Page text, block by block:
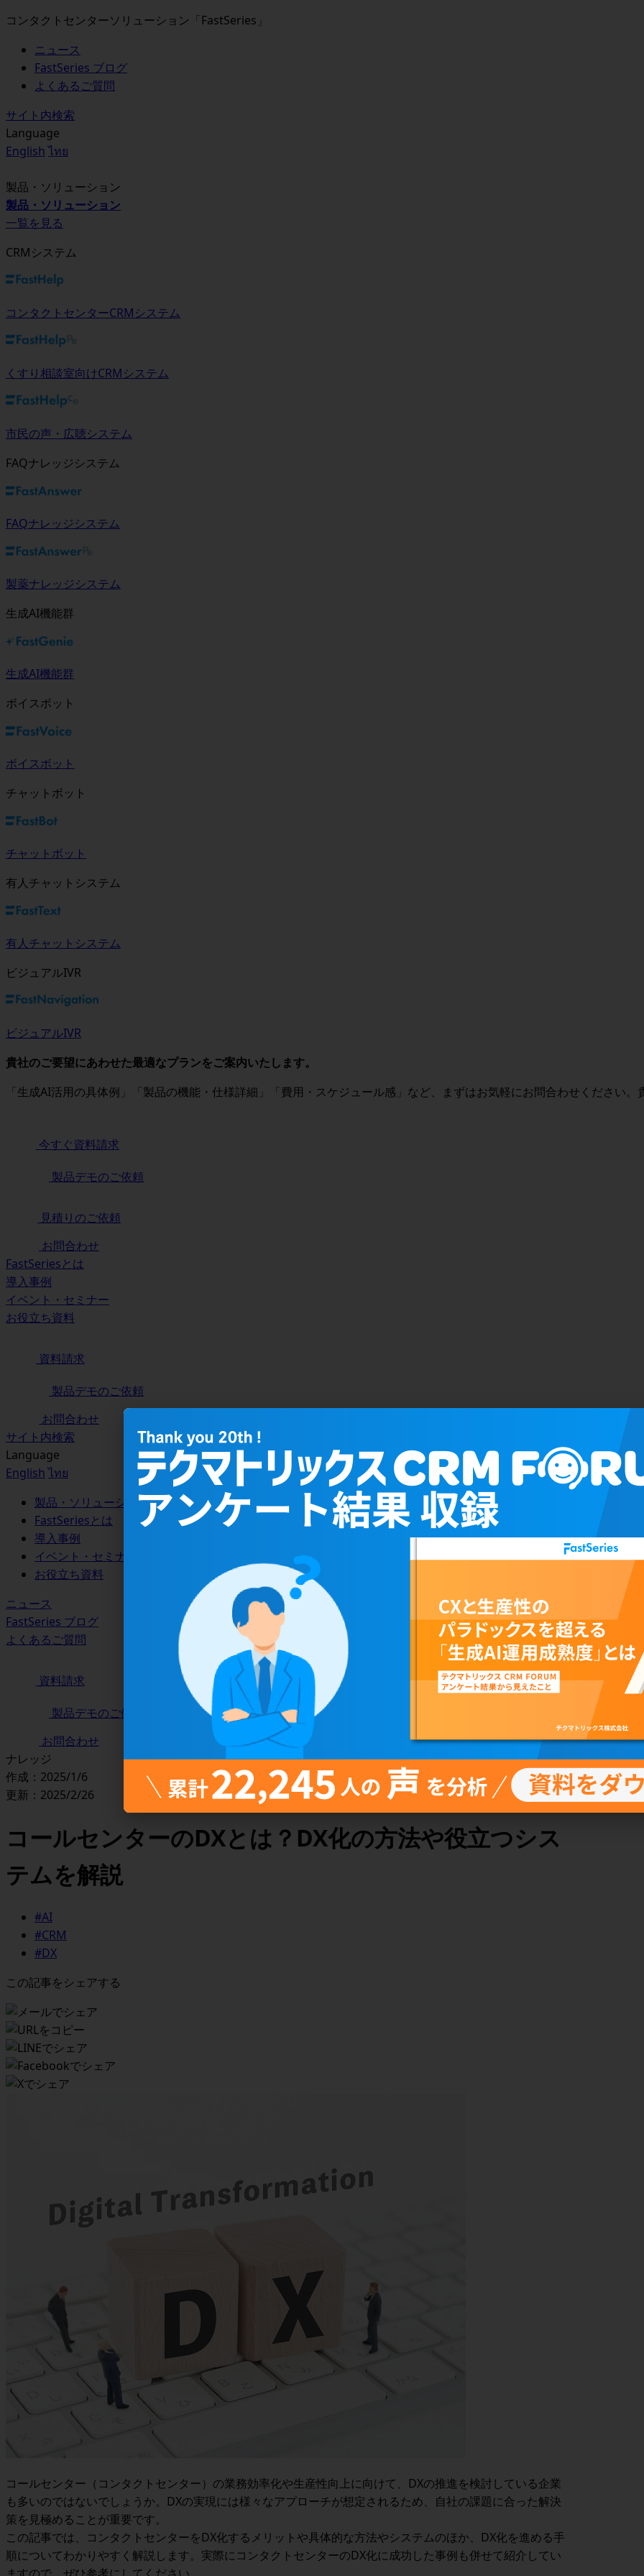
コンタクトセンターソリューション「FastSeries」
ニュース
FastSeries ブログ
よくあるご質問
サイト内検索
Language
English ไทย
製品・ソリューション
製品・ソリューション
一覧を見る
CRMシステム
コンタクトセンターCRMシステム
くすり相談室向けCRMシステム
市民の声・広聴システム
FAQナレッジシステム
FAQナレッジシステム
製薬ナレッジシステム
生成AI機能群
生成AI機能群
ボイスボット
ボイスボット
チャットボット
チャットボット
有人チャットシステム
有人チャットシステム
ビジュアルIVR
ビジュアルIVR
貴社のご要望にあわせた最適なプランをご案内いたします。
「生成AI活用の具体例」「製品の機能・仕様詳細」「費用・スケジュール感」など、まずはお気軽にお問合わせください
今すぐ資料請求
製品デモのご依頼
見積りのご依頼
お問合わせ
FastSeriesとは
導入事例
イベント・セミナー
お役立ち資料
資料請求
製品デモのご依頼
お問合わせ
サイト内検索
Language
English ไทย
製品・ソリューション
FastSeriesとは
導入事例
イベント・セミナー
お役立ち資料
ニュース
FastSeries ブログ
よくあるご質問
資料請求
製品デモのご依頼
お問合わせ
ナレッジ
作成：2025/1/6
更新：2025/2/26
コールセンターのDXとは？DX化の方法や役立つシス
テムを解説
#AI
#CRM
#DX
この記事をシェアする
コールセンター（コンタクトセンター）の業務効率化や生産性向上に向けて、DXの推進を検討している企業
も多いのではないでしょうか。DXの実現には様々なアプローチが想定されるため、自社の課題に合った解決
策を見極めることが重要です。
この記事では、コンタクトセンターをDX化するメリットや具体的な方法やシステムのほか、DX化を進める手
順についてわかりやすく解説します。実際にコンタクトセンターのDX化に成功した事例も併せて紹介してい